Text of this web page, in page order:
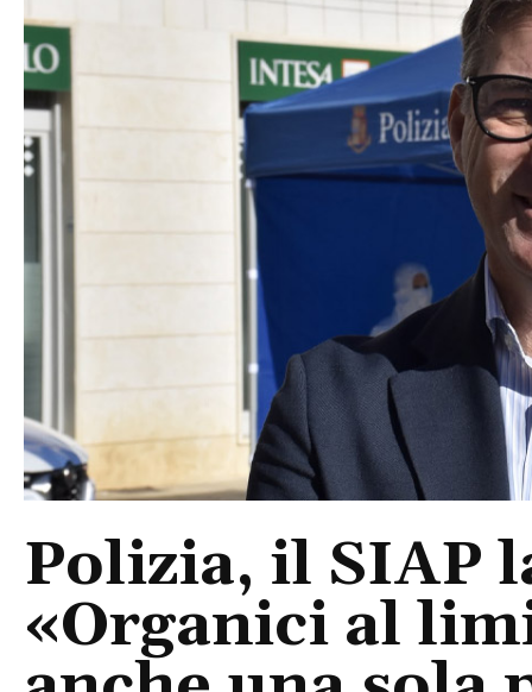
Polizia, il SIAP
«Organici al